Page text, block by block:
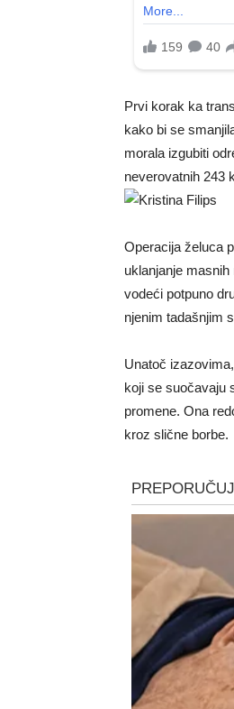
Prvi korak ka
kako bi se
morala izgubiti
neverovatnih 243
Operacija želuca
uklanjanje
vodeći potpuno
njenim tadašnjim
Unatoč
koji se suočavaju
promene. Ona
kroz slične borbe.